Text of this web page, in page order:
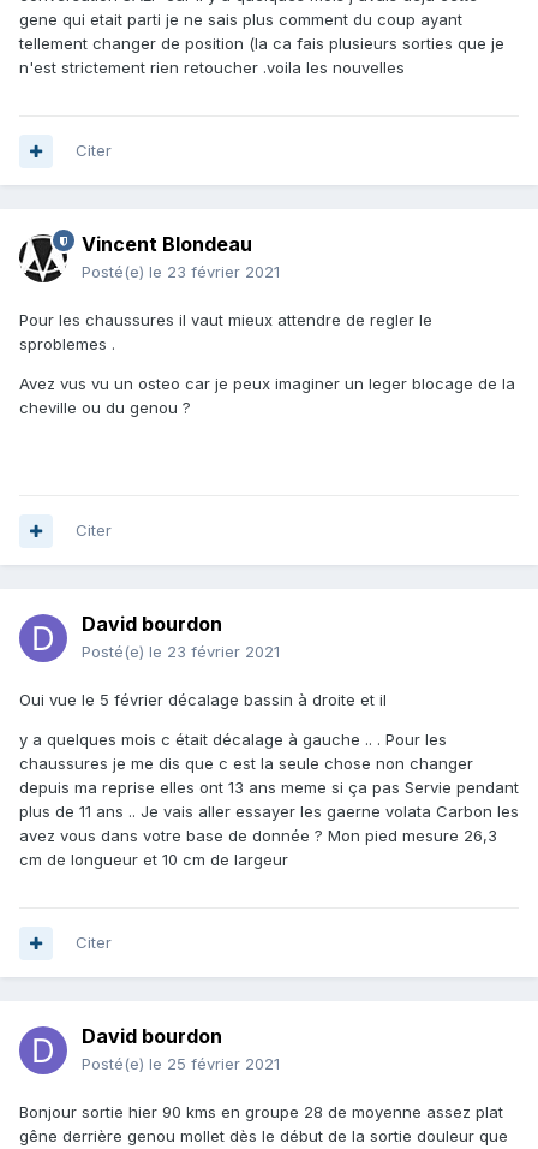
gene qui etait parti je ne sais plus comment du coup ayant
tellement changer de position (la ca fais plusieurs sorties que je
n'est strictement rien retoucher .voila les nouvelles
Citer
Vincent Blondeau
Posté(e) le 23 février 2021
Pour les chaussures il vaut mieux attendre de regler le
sproblemes .
Avez vus vu un osteo car je peux imaginer un leger blocage de la
cheville ou du genou ?
Citer
David bourdon
Posté(e) le 23 février 2021
Oui vue le 5 février décalage bassin à droite et il
y a quelques mois c était décalage à gauche .. . Pour les
chaussures je me dis que c est la seule chose non changer
depuis ma reprise elles ont 13 ans meme si ça pas Servie pendant
plus de 11 ans .. Je vais aller essayer les gaerne volata Carbon les
avez vous dans votre base de donnée ? Mon pied mesure 26,3
cm de longueur et 10 cm de largeur
Citer
David bourdon
Posté(e) le 25 février 2021
Bonjour sortie hier 90 kms en groupe 28 de moyenne assez plat
gêne derrière genou mollet dès le début de la sortie douleur que